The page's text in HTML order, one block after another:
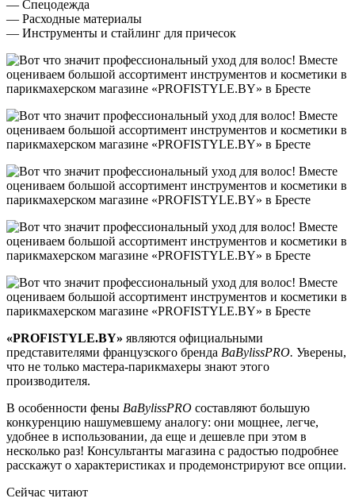
— Спецодежда
— Расходные материалы
— Инструменты и стайлинг для причесок
«PROFISTYLE.BY» являются официальными
представителями французского бренда BaBylissPRO. Уверены,
что не только мастера-парикмахеры знают этого
производителя.
В особенности фены BaBylissPRO составляют большую
конкуренцию нашумевшему аналогу: они мощнее, легче,
удобнее в использовании, да еще и дешевле при этом в
несколько раз! Консультанты магазина с радостью подробнее
расскажут о характеристиках и продемонстрируют все опции.
Сейчас читают